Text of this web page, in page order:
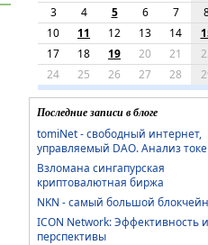
3
4 5 6 7
10
11 12 13 14
17
18 19 20 21
24
25 26 27 28
Последние записи в блоге
tomiNet - свободный интернет,
управляемый DAO. Анализ
Взломана сингапурская
криптовалютная биржа
NKN - самый большой
ICON Network: Эффективность и
перспективы